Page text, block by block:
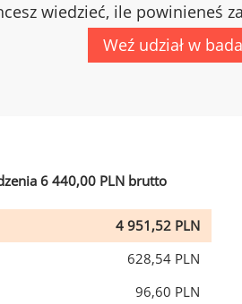
wiedzieć, ile powinieneś
Weź udział w
6 440,00 PLN brutto
4 951,52 PLN
628,54 PLN
96,60 PLN